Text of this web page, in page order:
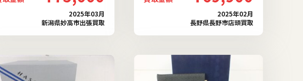
2025年03月
新潟県妙高市出張買取
2025年02月
長野県長野市店頭買取